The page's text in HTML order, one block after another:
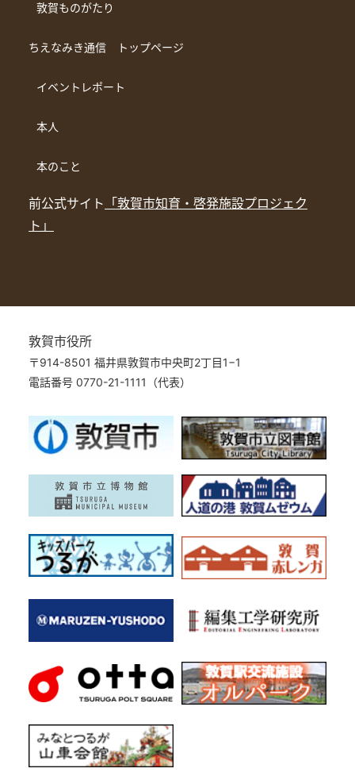
敦賀ものがたり
ちえなみき通信 トップページ
イベントレポート
本人
本のこと
前公式サイト 「敦賀市知育・啓発施設プロジェク
ト」
敦賀市役所
〒914-8501 福井県敦賀市中央町2丁目1−1
電話番号 0770-21-1111（代表）